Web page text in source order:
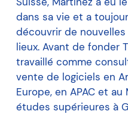
dans sa vie et a
découvrir de
lieux. Avant de fonder
travaillé comme
vente de logiciels en
Europe, en APAC et
études supérieures à